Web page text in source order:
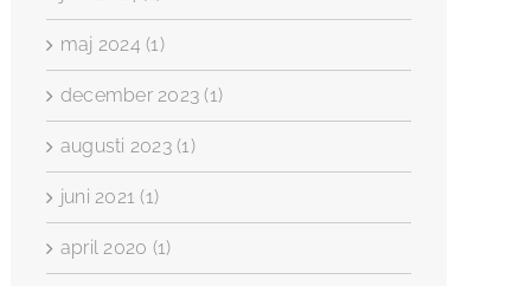
maj 2024 (1)
december 2023 (1)
augusti 2023 (1)
juni 2021 (1)
april 2020 (1)